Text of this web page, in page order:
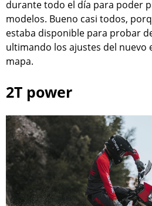
durante todo el día para poder
modelos. Bueno casi todos,
estaba disponible para probar
ultimando los ajustes del nuevo
mapa.
2T power